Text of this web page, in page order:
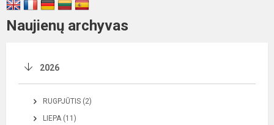
Naujienų archyvas
2026
RUGPJŪTIS (2)
LIEPA (11)